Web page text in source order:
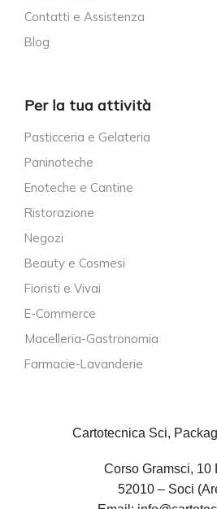
Contatti e Assistenza
Blog
Per la tua attività
Pasticceria e Gelateria
Paninoteche
Enoteche e Cantine
Ristorazione
Negozi
Beauty e Cosmesi
Fioristi e Vivai
E-Commerce
Macelleria-Gastronomia
Farmacie-Lavanderie
Cartotecnica Sci,
Corso Gramsci, 10
52010 – Soci